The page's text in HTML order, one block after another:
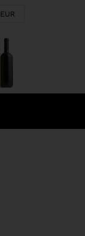
EUR